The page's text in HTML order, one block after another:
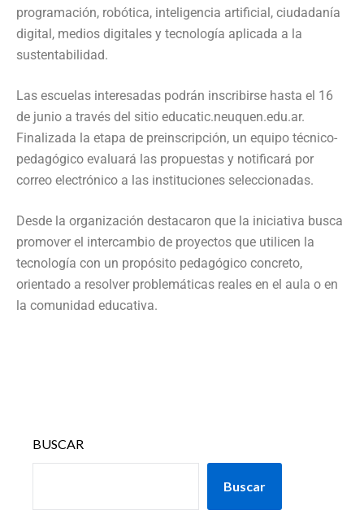
programación, robótica, inteligencia artificial, ciudadanía
digital, medios digitales y tecnología aplicada a la
sustentabilidad.
Las escuelas interesadas podrán inscribirse hasta el 16
de junio a través del sitio educatic.neuquen.edu.ar.
Finalizada la etapa de preinscripción, un equipo técnico-
pedagógico evaluará las propuestas y notificará por
correo electrónico a las instituciones seleccionadas.
Desde la organización destacaron que la iniciativa busca
promover el intercambio de proyectos que utilicen la
tecnología con un propósito pedagógico concreto,
orientado a resolver problemáticas reales en el aula o en
la comunidad educativa.
BUSCAR
Buscar